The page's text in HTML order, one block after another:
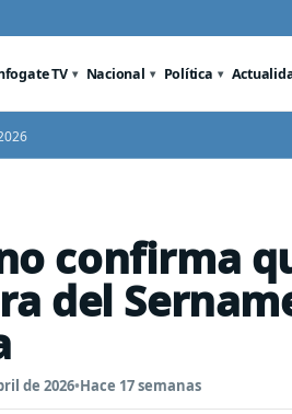
TV Nacional Política
confirma
del
de 2026•Hace 17 semanas